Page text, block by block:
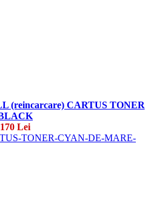
(reincarcare) CARTUS TONER
170 Lei